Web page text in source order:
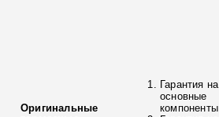
Оригинальные
Гарантия на
основные
компоненты